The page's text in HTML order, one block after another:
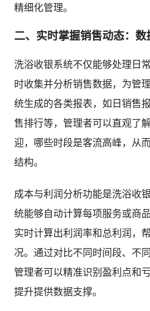
精细化管理。
二、实时掌握销售动态：
洗浴收银系统不仅能够处理日
时收集并分析销售数据，为管
统生成的各类报表，如日销售
售排行等，管理者可以直观了
迎，哪些时段是客流高峰，从
结构。
成本与利润分析功能是洗浴收
统能够自动计算每项服务或商
实时计算出利润率和总利润，
况。通过对比不同时间段、不
管理者可以精准识别盈利点和
提升提供数据支撑。